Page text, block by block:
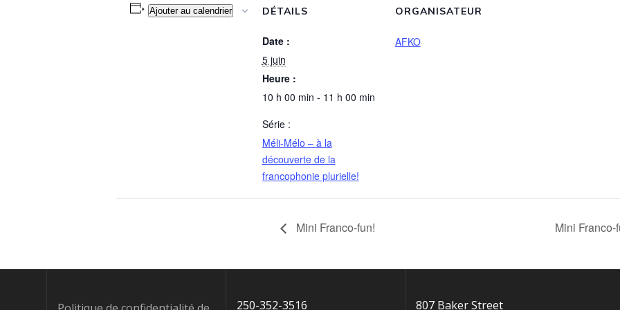
Ajouter au calendrier DÉTAILS
Date :
5 juin
Heure :
10 h 00 min - 11 h 00 min
Série :
Méli-Mélo – à la
découverte de la
francophonie plurielle!
ORGANISATEUR
AFKO
Mini Franco-fun! Mini
250-352-3516 807 Baker Street